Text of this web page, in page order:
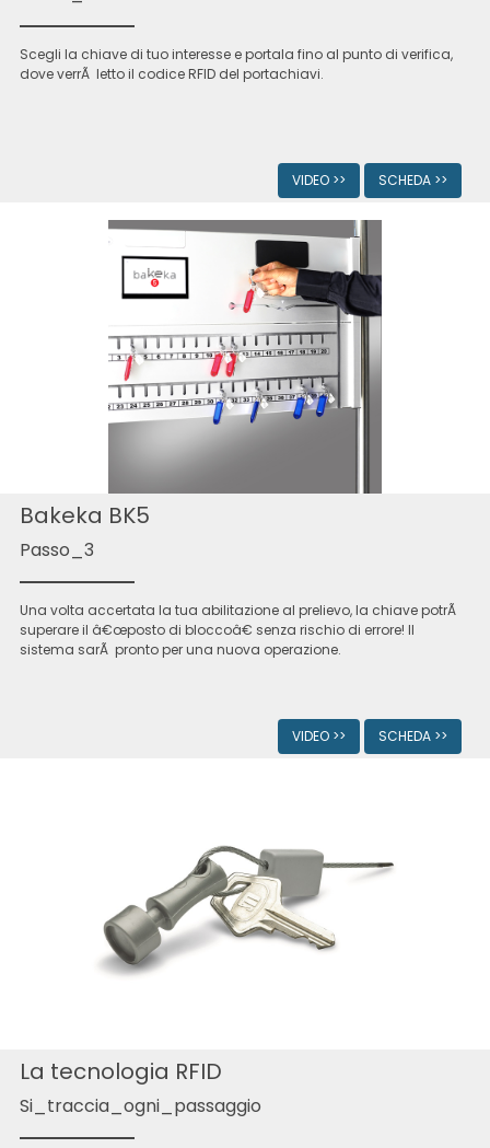
Scegli la chiave di tuo interesse e portala fino al punto di verifica,
dove verrÃ letto il codice RFID del portachiavi.
SCHEDA >>
VIDEO >>
Bakeka BK5
Passo_3
Una volta accertata la tua abilitazione al prelievo, la chiave potrÃ
superare il â€œposto di bloccoâ€ senza rischio di errore! Il
sistema sarÃ pronto per una nuova operazione.
SCHEDA >>
VIDEO >>
La tecnologia RFID
Si_traccia_ogni_passaggio